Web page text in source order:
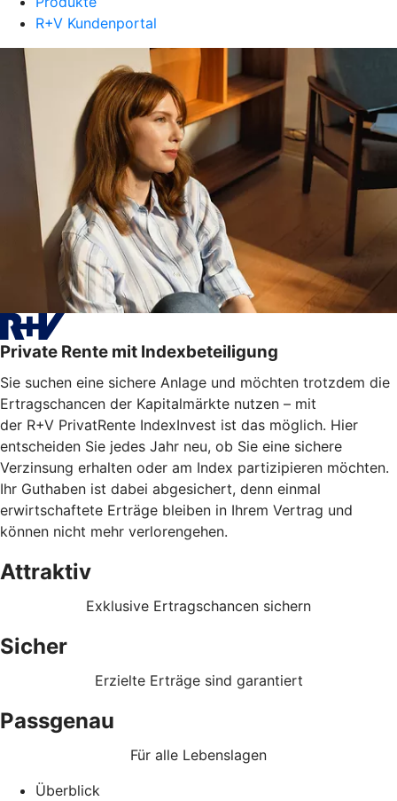
R+V Kundenportal
Private Rente mit Indexbeteiligung
Sie suchen eine sichere Anlage und möchten trotzdem die
Ertragschancen der Kapitalmärkte nutzen – mit
der R+V PrivatRente IndexInvest ist das möglich. Hier
entscheiden Sie jedes Jahr neu, ob Sie eine sichere
Verzinsung erhalten oder am Index partizipieren möchten.
Ihr Guthaben ist dabei abgesichert, denn einmal
erwirtschaftete Erträge bleiben in Ihrem Vertrag und
können nicht mehr verlorengehen.
Attraktiv
Exklusive Ertragschancen sichern
Sicher
Erzielte Erträge sind garantiert
Passgenau
Für alle Lebenslagen
Überblick